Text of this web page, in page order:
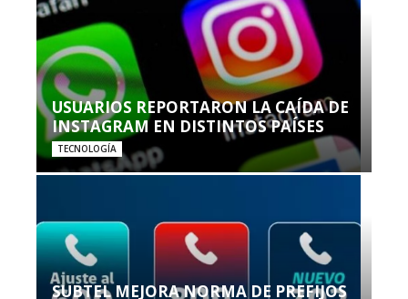
USUARIOS REPORTARON LA CAÍDA DE
INSTAGRAM EN DISTINTOS PAÍSES
TECNOLOGÍA
SUBTEL MEJORA NORMA DE PREFIJOS